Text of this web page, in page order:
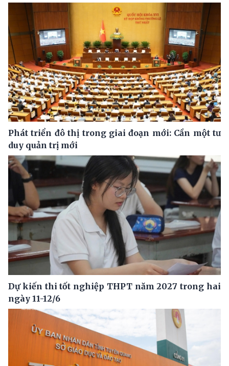
Phát triển đô thị trong giai đoạn mới: Cần một tư
duy quản trị mới
Dự kiến thi tốt nghiệp THPT năm 2027 trong hai
ngày 11-12/6